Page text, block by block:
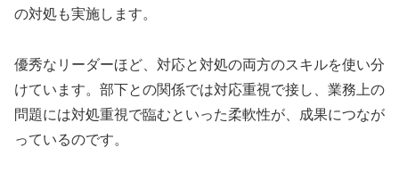
の対処も実施します。
優秀なリーダーほど、対応と対処の両方のスキルを使い分
けています。部下との関係では対応重視で接し、業務上の
問題には対処重視で臨むといった柔軟性が、成果につなが
っているのです。